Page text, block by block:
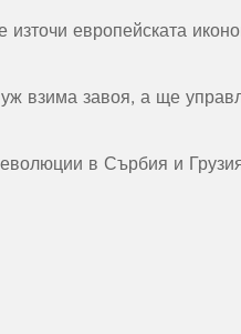
източи европейската
взима завоя, а ще
в Сърбия и